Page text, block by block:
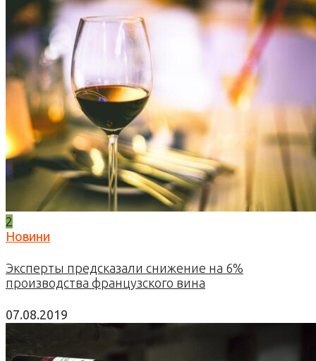
2
Новини
Эксперты предсказали снижение на 6%
производства французского вина
07.08.2019